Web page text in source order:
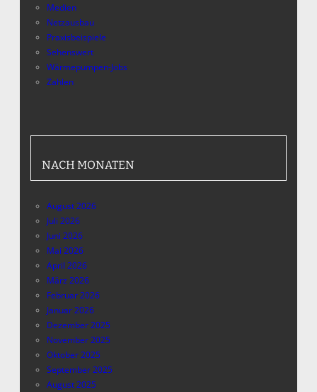
Medien
Netzausbau
Praxisbeispiele
Sehenswert
Wärmepumpen-Jobs
Zahlen
NACH MONATEN
August 2026
Juli 2026
Juni 2026
Mai 2026
April 2026
März 2026
Februar 2026
Januar 2026
Dezember 2025
November 2025
Oktober 2025
September 2025
August 2025